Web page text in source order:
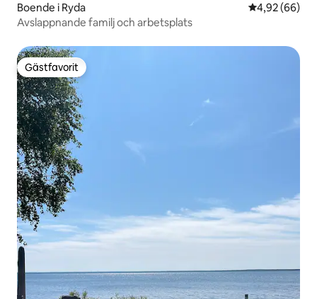
Boende i Ryda 4,92 av 5 i
4,92 (66)
Avslappnande familj och arbetsplats
Gästfavorit
Gästfavorit